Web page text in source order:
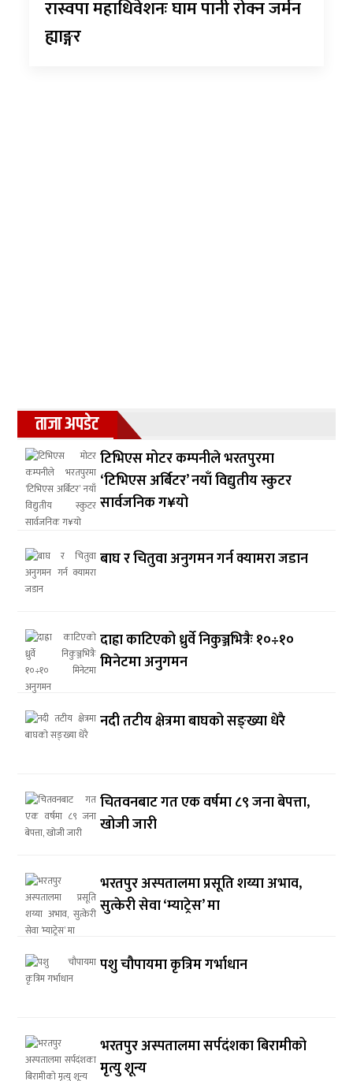
रास्वपा महाधिवेशनः घाम पानी रोक्न जर्मन
ह्याङ्गर
ताजा अपडेट
टिभिएस मोटर कम्पनीले भरतपुरमा
‘टिभिएस अर्बिटर’ नयाँ विद्युतीय स्कुटर
सार्वजनिक ग¥यो
बाघ र चितुवा अनुगमन गर्न क्यामरा जडान
दाह्रा काटिएको ध्रुर्वे निकुञ्जभित्रैः १०÷१०
मिनेटमा अनुगमन
नदी तटीय क्षेत्रमा बाघको सङ्ख्या धेरै
चितवनबाट गत एक वर्षमा ८९ जना बेपत्ता,
खोजी जारी
भरतपुर अस्पतालमा प्रसूति शय्या अभाव,
सुत्केरी सेवा ‘म्याट्रेस’ मा
पशु चौपायमा कृत्रिम गर्भाधान
भरतपुर अस्पतालमा सर्पदंशका बिरामीको
मृत्यु शून्य